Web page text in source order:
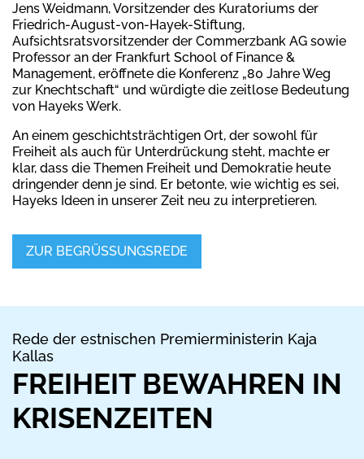
Jens Weidmann, Vorsitzender des Kuratoriums der
Friedrich-August-von-Hayek-Stiftung,
Aufsichtsratsvorsitzender der Commerzbank AG sowie
Professor an der Frankfurt School of Finance &
Management, eröffnete die Konferenz „80 Jahre Weg
zur Knechtschaft“ und würdigte die zeitlose Bedeutung
von Hayeks Werk.
An einem geschichtsträchtigen Ort, der sowohl für
Freiheit als auch für Unterdrückung steht, machte er
klar, dass die Themen Freiheit und Demokratie heute
dringender denn je sind. Er betonte, wie wichtig es sei,
Hayeks Ideen in unserer Zeit neu zu interpretieren.
ZUR BEGRÜSSUNGSREDE
FREIHEIT BEWAHREN IN
KRISENZEITEN
Rede der estnischen Premierministerin Kaja
Kallas